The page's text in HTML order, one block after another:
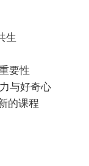
生
要性
与好奇心
的课程